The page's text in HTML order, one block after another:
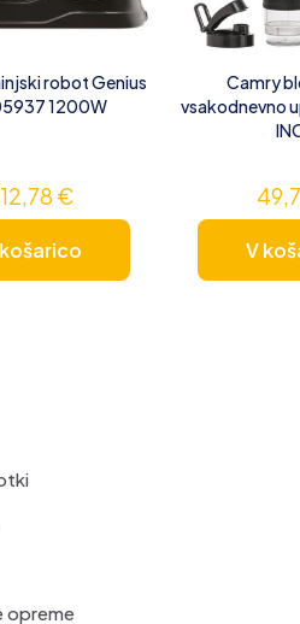
robot Genius
1200W
€
Camry
vsakodnevno
V
opreme